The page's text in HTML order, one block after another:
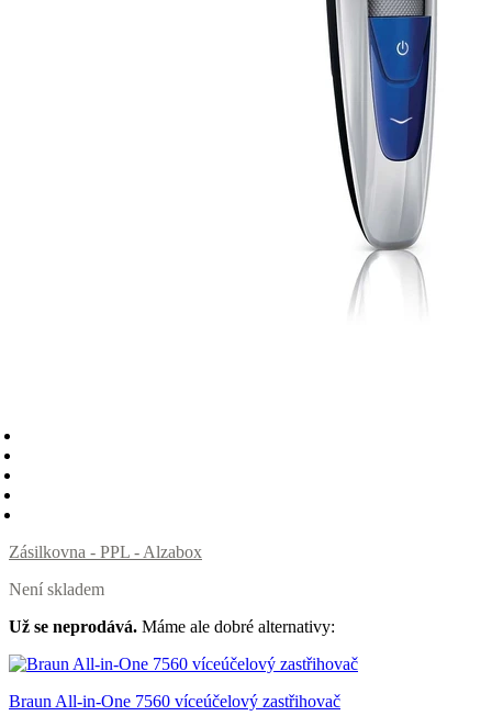
Zásilkovna - PPL - Alzabox
Není skladem
Už se neprodává. Máme ale dobré alternativy:
Braun All-in-One 7560 víceúčelový zastřihovač